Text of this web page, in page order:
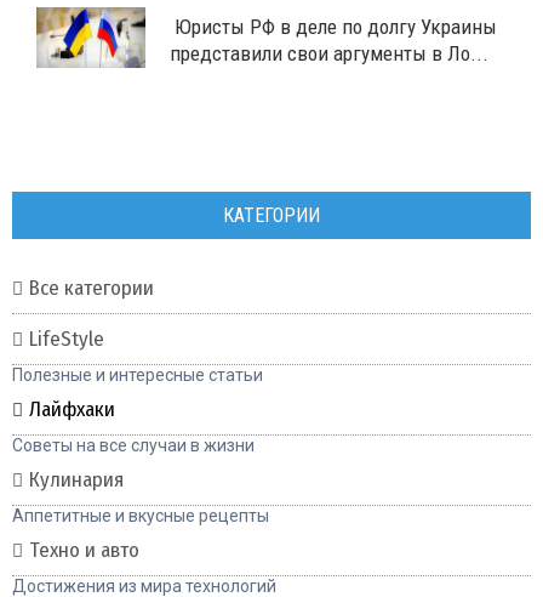
Юристы РФ в деле по долгу Украины
представили свои аргументы в Ло...
КАТЕГОРИИ
Все категории
LifeStyle
Полезные и интересные статьи
Лайфхаки
Советы на все случаи в жизни
Кулинария
Аппетитные и вкусные рецепты
Техно и авто
Достижения из мира технологий